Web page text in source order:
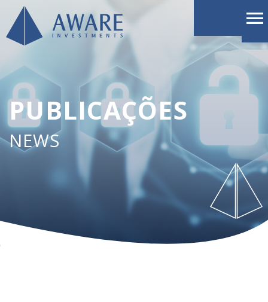
PUBLICAÇÕES
NEWS